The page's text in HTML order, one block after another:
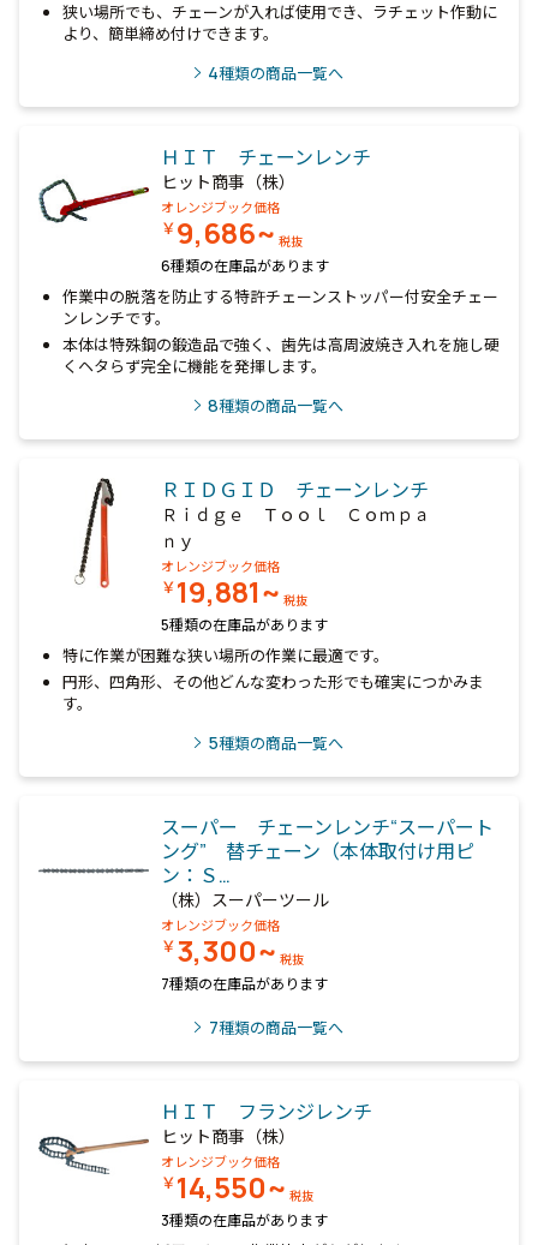
狭い場所でも、チェーンが入れば使用でき、ラチェット作動に
より、簡単締め付けできます。
4種類の商品一覧へ
ＨＩＴ チェーンレンチ
ヒット商事（株）
オレンジブック価格
￥9,686~ 税抜
6種類の在庫品があります
作業中の脱落を防止する特許チェーンストッパー付安全チェー
ンレンチです。
本体は特殊鋼の鍛造品で強く、歯先は高周波焼き入れを施し硬
くヘタらず完全に機能を発揮します。
8種類の商品一覧へ
ＲＩＤＧＩＤ チェーンレンチ
Ｒｉｄｇｅ Ｔｏｏｌ Ｃｏｍｐａ
ｎｙ
オレンジブック価格
￥19,881~ 税抜
5種類の在庫品があります
特に作業が困難な狭い場所の作業に最適です。
円形、四角形、その他どんな変わった形でも確実につかみま
す。
5種類の商品一覧へ
スーパー チェーンレンチ“スーパート
ング” 替チェーン（本体取付け用ピ
ン：Ｓ…
（株）スーパーツール
オレンジブック価格
￥3,300~ 税抜
7種類の在庫品があります
7種類の商品一覧へ
ＨＩＴ フランジレンチ
ヒット商事（株）
オレンジブック価格
￥14,550~ 税抜
3種類の在庫品があります